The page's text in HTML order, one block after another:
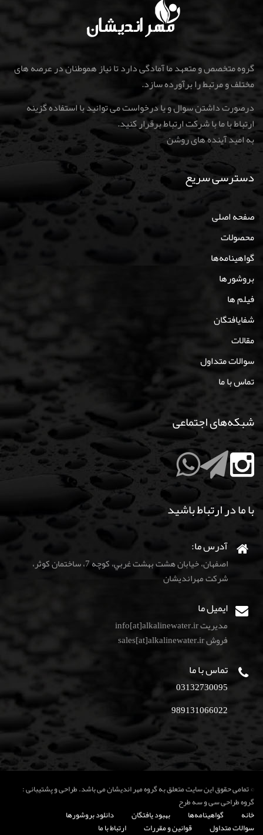
گروه متخصص و متعهد ما آمادگی دارد تا نیاز هموطنان در عرصه های
مختلف و مرتبط را برآورده سازد.
درصورت داشتن سوال و یا درخواست می توانید با استفاده گزینه
ارتباط با ما با شرکت ارتباط برقرار کنید.
به امید آینده های روشن
دسترسی سریع
صفحه اصلی
محصولات
گواهینامه‌ها
بروشورها
فیلم ها
شفایافتگان
مقالات
سوالات متداول
تماس با ما
شبکه‌های اجتماعی
با ما در ارتباط باشید
آدرس ما:
اصفهان، خيابان هشت بهشت غربي، كوچه 7، ساختمان كوثر،
شركت مهرانديشان
ایمیل ما
مدیریت info[at]alkalinewater.ir
فروش sales[at]alkalinewater.ir
تماس با ما
03132730095
989131066022
© تمامی حقوق این سایت متعلق به گروه مهر اندیشان می باشد. طراحی و پشتیبانی :
گروه طراحی سی و سه طرح
خانه
گواهینامه‌ها بهبود یافتگان
دانلود بروشورها
سوالات متداول
قوانین و مقررات ارتباط با ما